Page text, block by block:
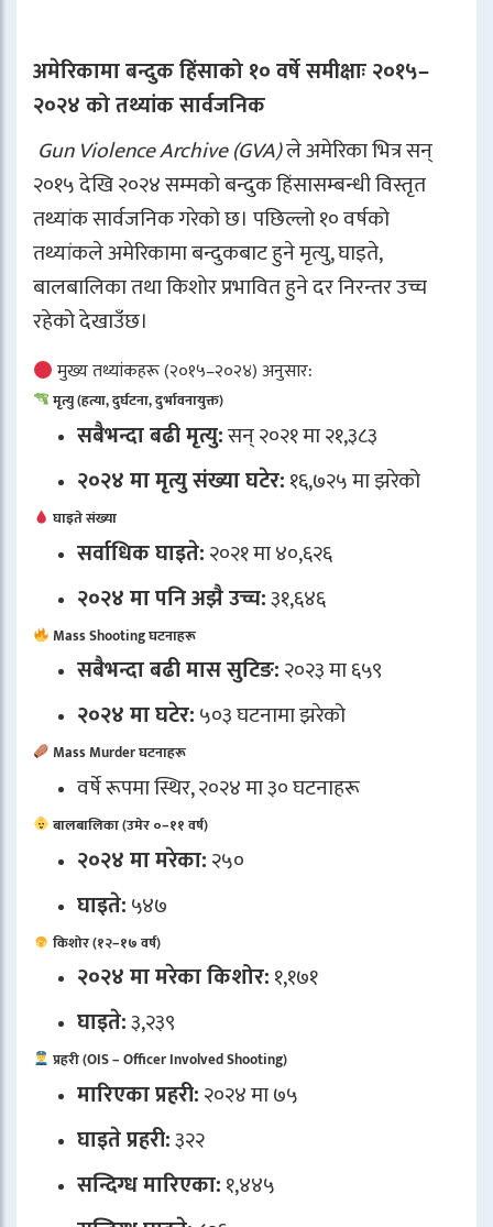
अमेरिकामा बन्दुक हिंसाको १० वर्षे समीक्षाः २०१५–
२०२४ को तथ्यांक सार्वजनिक
Gun Violence Archive (GVA)ले अमेरिका भित्र सन्
२०१५ देखि २०२४ सम्मको बन्दुक हिंसासम्बन्धी विस्तृत
तथ्यांक सार्वजनिक गरेको छ। पछिल्लो १० वर्षको
तथ्यांकले अमेरिकामा बन्दुकबाट हुने मृत्यु, घाइते,
बालबालिका तथा किशोर प्रभावित हुने दर निरन्तर उच्च
रहेको देखाउँछ।
मुख्य तथ्यांकहरू (२०१५–२०२४) अनुसार:
मृत्यु (हत्या, दुर्घटना, दुर्भावनायुक्त)
सबैभन्दा बढी मृत्यु:सन् २०२१ मा २१,३८३
२०२४ मा मृत्यु संख्या घटेर:१६,७२५ मा झरेको
घाइते संख्या
सर्वाधिक घाइते:२०२१ मा ४०,६२६
२०२४ मा पनि अझै उच्च:३१,६४६
Mass Shooting घटनाहरू
सबैभन्दा बढी मास सुटिङ:२०२३ मा ६५९
२०२४ मा घटेर:५०३ घटनामा झरेको
Mass Murder घटनाहरू
वर्षे रूपमा स्थिर, २०२४ मा ३० घटनाहरू
बालबालिका (उमेर ०–११ वर्ष)
२०२४ मा मरेका:२५०
घाइते:५४७
किशोर (१२–१७ वर्ष)
२०२४ मा मरेका किशोर:१,१७१
घाइते:३,२३९
प्रहरी (OIS – Officer Involved Shooting)
मारिएका प्रहरी:२०२४ मा ७५
घाइते प्रहरी:३२२
सन्दिग्ध मारिएका:१,४४५